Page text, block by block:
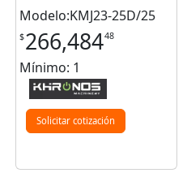
Modelo:KMJ23-25D/25
$266,48448
Mínimo: 1
Solicitar cotización